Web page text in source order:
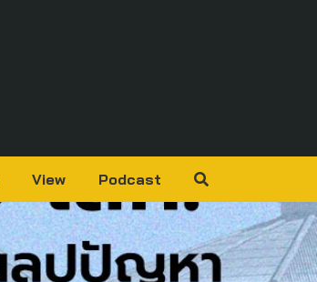
View Podcast